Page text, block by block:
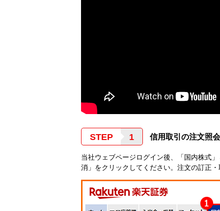
STEP 信用取引の注文照
当社ウェブページログイン後、「国内株式
消」をクリックしてください。注文の訂正